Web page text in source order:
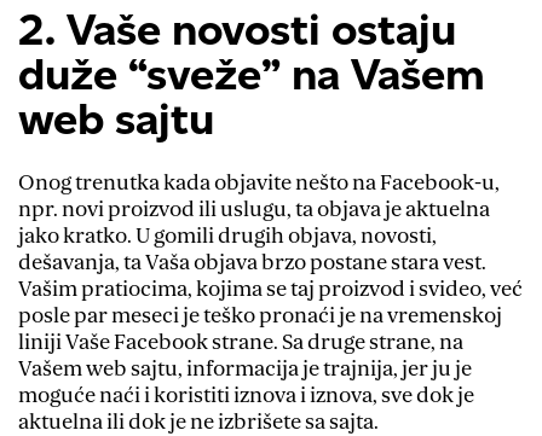
2. Vaše novosti ostaju
duže “sveže” na Vašem
web sajtu
Onog trenutka kada objavite nešto na Facebook-u,
npr. novi proizvod ili uslugu, ta objava je aktuelna
jako kratko. U gomili drugih objava, novosti,
dešavanja, ta Vaša objava brzo postane stara vest.
Vašim pratiocima, kojima se taj proizvod i svideo, već
posle par meseci je teško pronaći je na vremenskoj
liniji Vaše Facebook strane. Sa druge strane, na
Vašem web sajtu, informacija je trajnija, jer ju je
moguće naći i koristiti iznova i iznova, sve dok je
aktuelna ili dok je ne izbrišete sa sajta.